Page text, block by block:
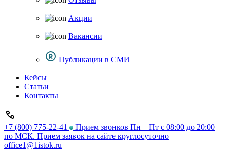
Акции
Вакансии
Публикации в СМИ
Кейсы
Статьи
Контакты
+7 (800) 775-22-41
Прием звонков Пн – Пт с 08:00 до 20:00
по МСК. Прием заявок на сайте круглосуточно
office1@1istok.ru